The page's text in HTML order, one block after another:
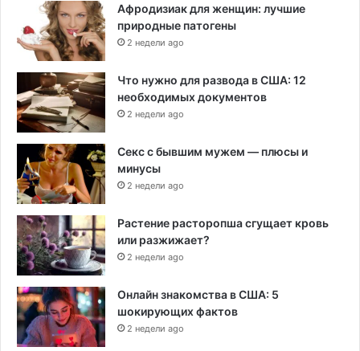
Афродизиак для женщин: лучшие
природные патогены
2 недели ago
Что нужно для развода в США: 12
необходимых документов
2 недели ago
Секс с бывшим мужем — плюсы и
минусы
2 недели ago
Растение расторопша сгущает кровь
или разжижает?
2 недели ago
Онлайн знакомства в США: 5
шокирующих фактов
2 недели ago